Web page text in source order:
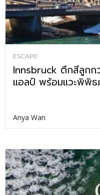
ESCAPE
Innsbruck ตึกสีลูกก
แอลป์ พร้อมแวะพิพิ
Anya Wan